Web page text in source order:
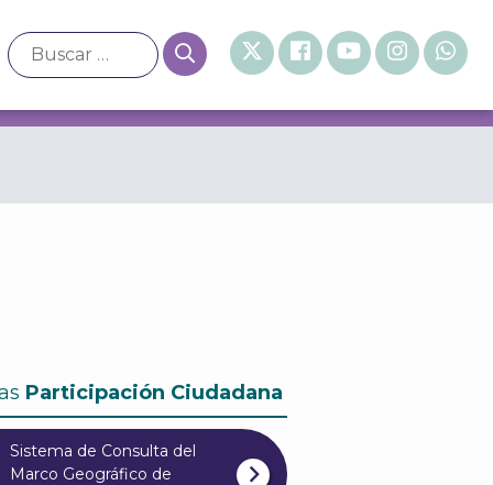
Participación Ciudadana
Sistema de Consulta del
Marco Geográfico de